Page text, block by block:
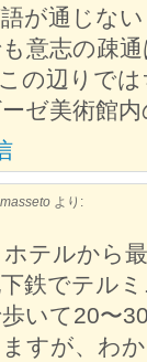
が通じな
意志の疎
の辺りで
ゼ美術館
masseto より:
ホテルから
鉄でテル
いて20〜
ますが、わ